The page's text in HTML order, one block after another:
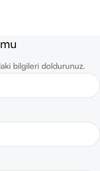
bilgileri doldurunuz.